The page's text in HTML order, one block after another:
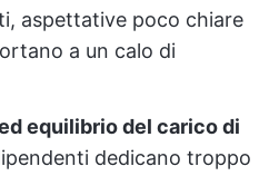
aspettative poco chiare
a un calo di
equilibrio del carico di
dedicano troppo